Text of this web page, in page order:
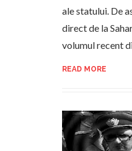
ale statului. De
direct de la
volumul recent
READ MORE